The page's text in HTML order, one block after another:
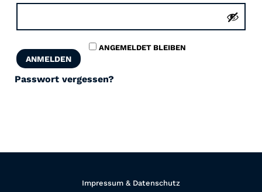
ANGEMELDET BLEIBEN
ANMELDEN
Passwort vergessen?
Impressum & Datenschutz